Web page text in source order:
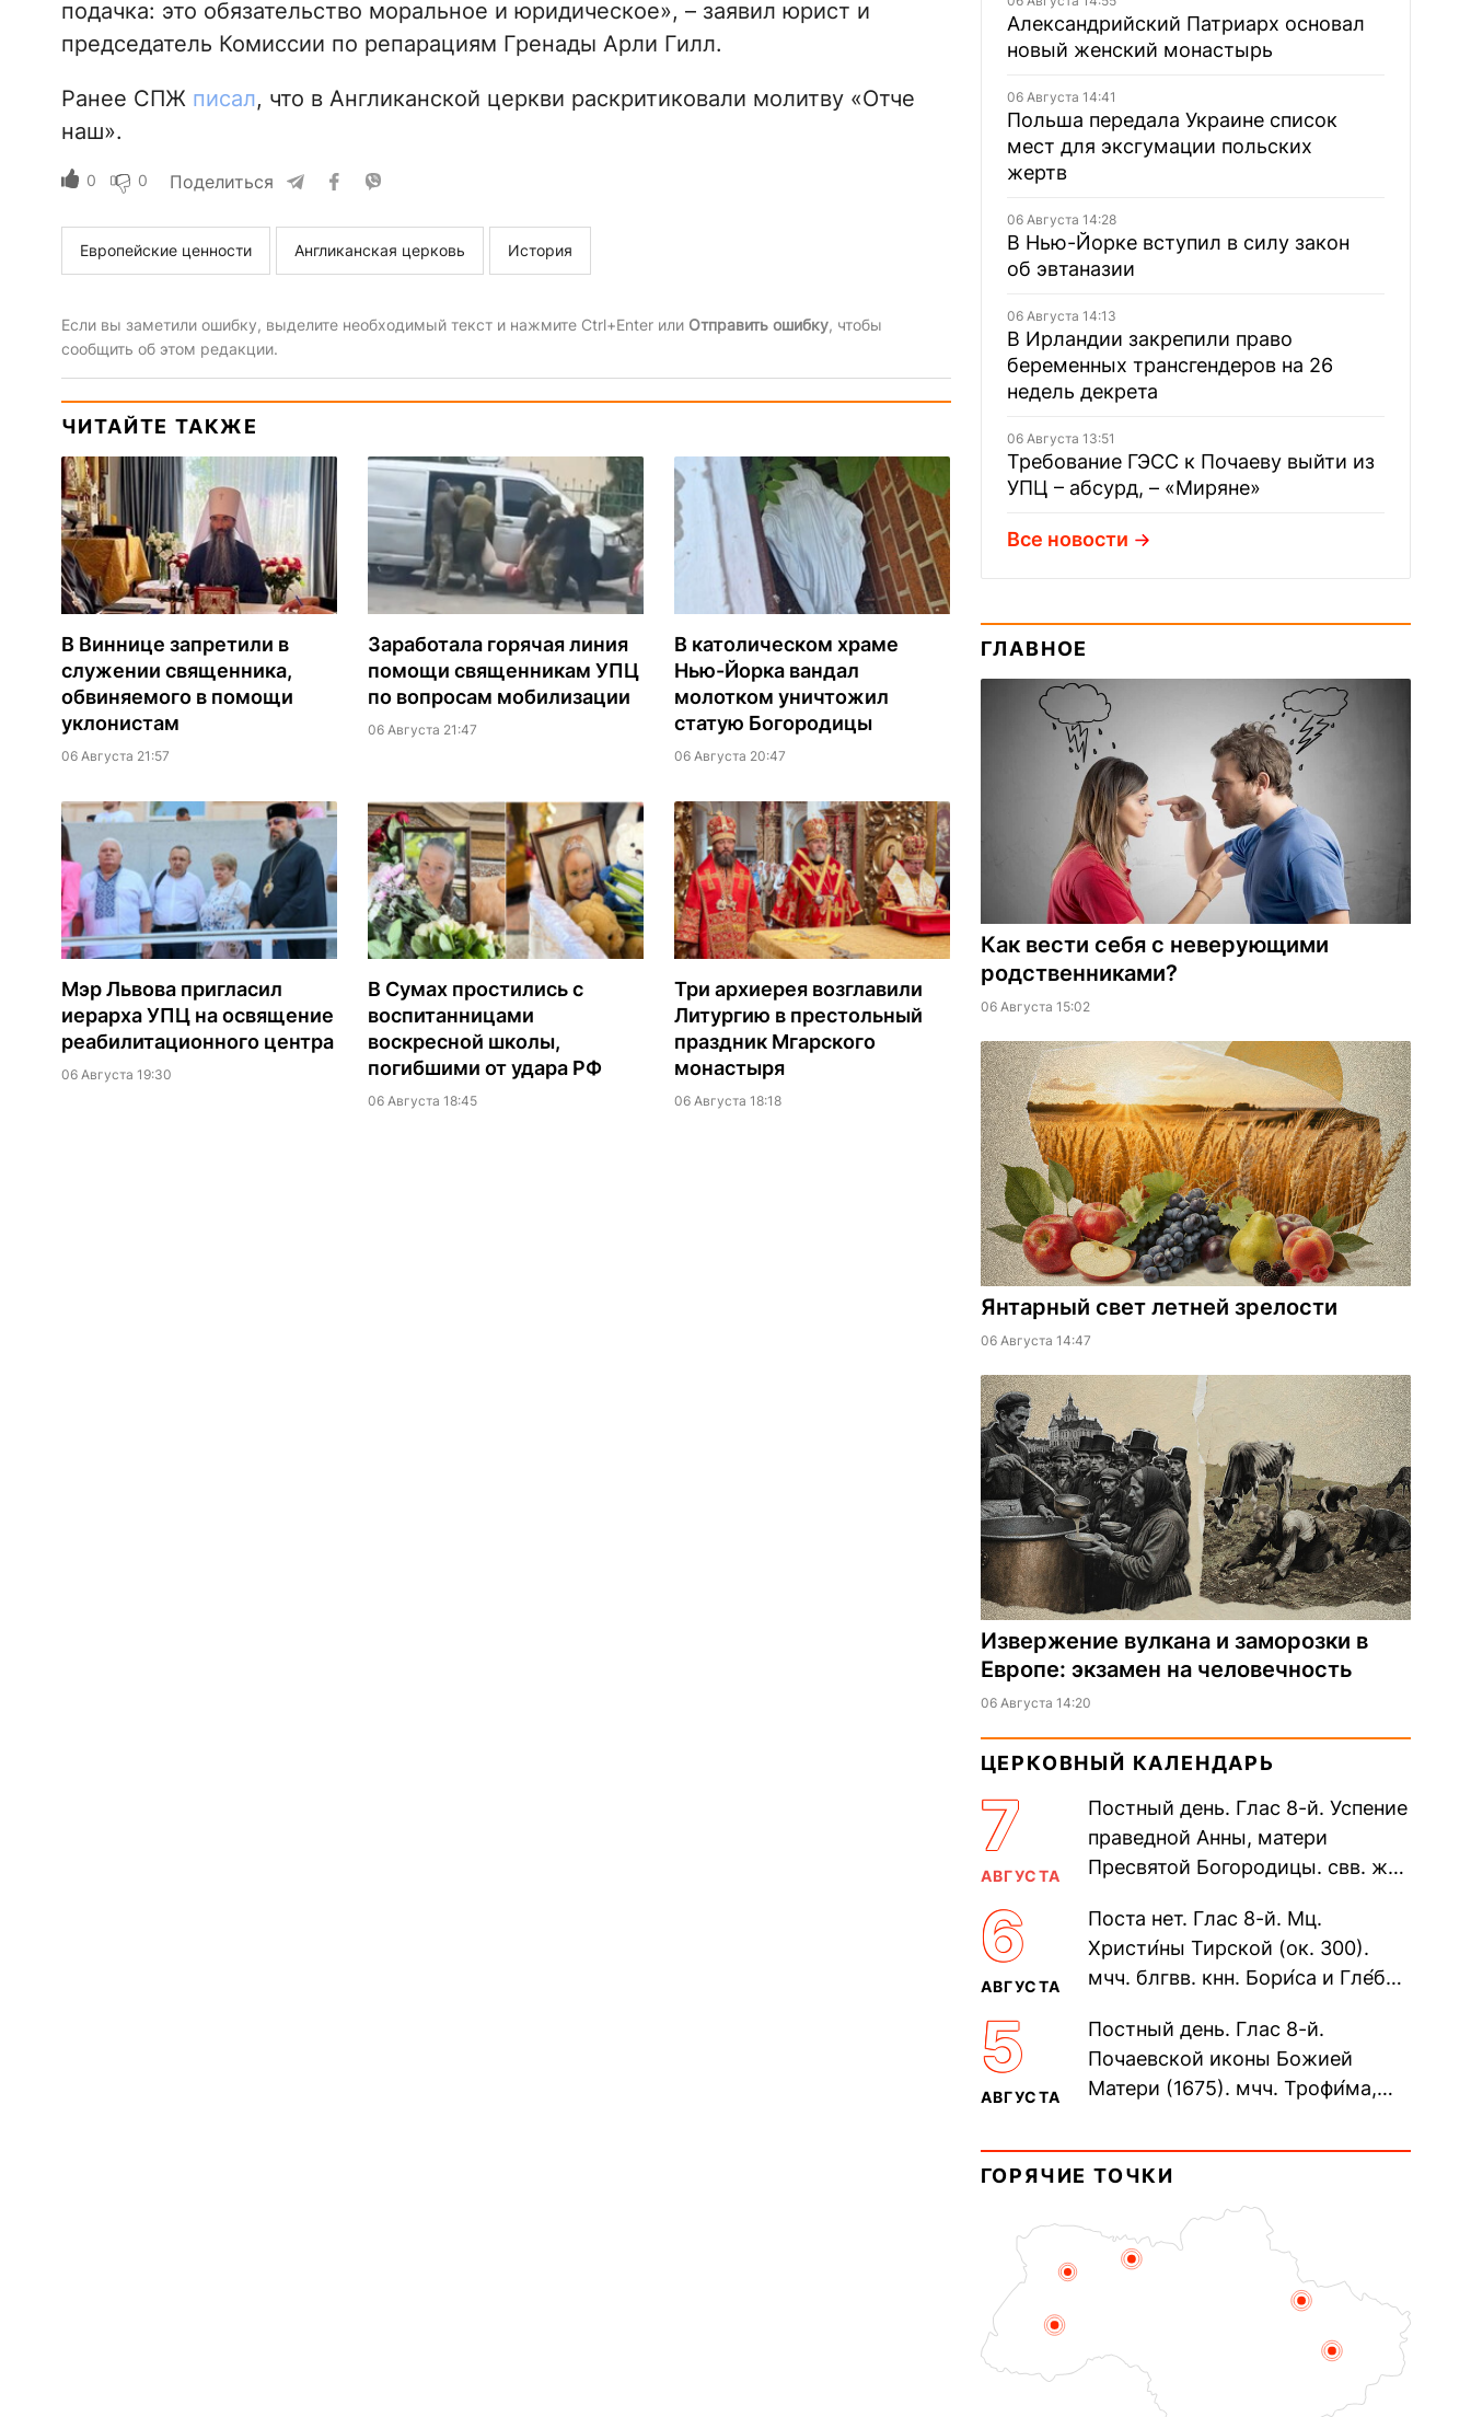
подачка: это обязательство моральное и юридическое», – заявил юрист и
председатель Комиссии по репарациям Гренады Арли Гилл.
Ранее СПЖ писал, что в Англиканской церкви раскритиковали молитву «Отче
наш».
0 0 Поделиться
Европейские ценности Англиканская церковь История
Если вы заметили ошибку, выделите необходимый текст и нажмите Ctrl+Enter или Отправить ошибку, чтобы
сообщить об этом редакции.
ЧИТАЙТЕ ТАКЖЕ
В Виннице запретили в
служении священника,
обвиняемого в помощи
уклонистам
06 Августа 21:57
Заработала горячая линия
помощи священникам УПЦ
по вопросам мобилизации
06 Августа 21:47
В католическом храме
Нью-Йорка вандал
молотком уничтожил
статую Богородицы
06 Августа 20:47
Мэр Львова пригласил
иерарха УПЦ на освящение
реабилитационного центра
06 Августа 19:30
В Сумах простились с
воспитанницами
воскресной школы,
погибшими от удара РФ
06 Августа 18:45
Три архиерея возглавили
Литургию в престольный
праздник Мгарского
монастыря
06 Августа 18:18
Александрийский Патриарх основал
новый женский монастырь
06 Августа 14:41
Польша передала Украине список
мест для эксгумации польских
жертв
06 Августа 14:28
В Нью-Йорке вступил в силу закон
об эвтаназии
06 Августа 14:13
В Ирландии закрепили право
беременных трансгендеров на 26
недель декрета
06 Августа 13:51
Требование ГЭСС к Почаеву выйти из
УПЦ – абсурд, – «Миряне»
Все новости
ГЛАВНОЕ
Как вести себя с неверующими
родственниками?
06 Августа 15:02
Янтарный свет летней зрелости
06 Августа 14:47
Извержение вулкана и заморозки в
Европе: экзамен на человечность
06 Августа 14:20
ЦЕРКОВНЫЙ КАЛЕНДАРЬ
7
АВГУСТА
Постный день. Глас 8-й. Успение
праведной Анны, матери
Пресвятой Богородицы. свв. жен
прп. Евпракси́и девы,...
6
АВГУСТА
Поста нет. Глас 8-й. Мц.
Христи́ны Тирской (ок. 300).
мчч. блгвв. кнн. Бори́са и Гле́ба,
Дави́да (1015). Прп....
5
АВГУСТА
Постный день. Глас 8-й.
Почаевской иконы Божией
Матери (1675). мчч. Трофи́ма,
мучеников (284–305). прав.
воина Фео́дора...
ГОРЯЧИЕ ТОЧКИ